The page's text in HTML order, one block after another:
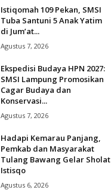
Istiqomah 109 Pekan, SMSI
Tuba Santuni 5 Anak Yatim
di Jum’at...
Agustus 7, 2026
Ekspedisi Budaya HPN 2027:
SMSI Lampung Promosikan
Cagar Budaya dan
Konservasi...
Agustus 7, 2026
Hadapi Kemarau Panjang,
Pemkab dan Masyarakat
Tulang Bawang Gelar Sholat
Istisqo
Agustus 6, 2026